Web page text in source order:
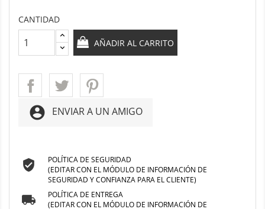
CANTIDAD
AÑADIR AL CARRITO
account_circle ENVIAR A UN AMIGO
POLÍTICA DE SEGURIDAD
(EDITAR CON EL MÓDULO DE INFORMACIÓN DE
SEGURIDAD Y CONFIANZA PARA EL CLIENTE)
POLÍTICA DE ENTREGA
(EDITAR CON EL MÓDULO DE INFORMACIÓN DE